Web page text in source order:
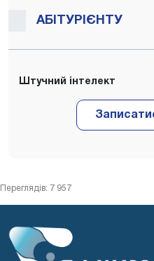
АБІТУРІЄНТУ
Штучний інтелект
Переглядів: 7 957